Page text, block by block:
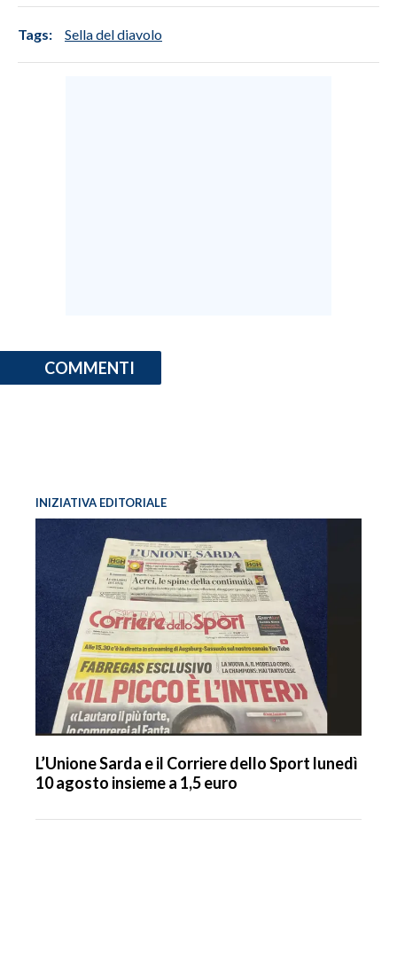
Tags: Sella del diavolo
COMMENTI
INIZIATIVA EDITORIALE
L’Unione Sarda e il Corriere dello Sport lunedì
10 agosto insieme a 1,5 euro